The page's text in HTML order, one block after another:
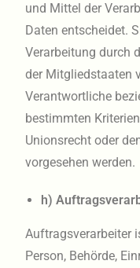
und Mittel der
Daten entscheidet.
Verarbeitung durch
der Mitgliedstaaten
Verantwortliche
bestimmten
Unionsrecht oder
vorgesehen werden.
h)
Auftragsverarbeiter
Person, Behörde,